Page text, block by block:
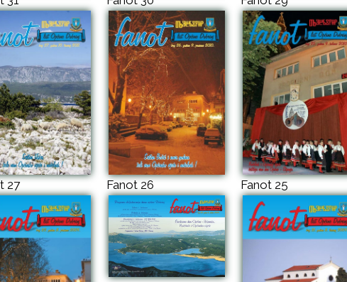
27 Fanot 26 Fanot 25